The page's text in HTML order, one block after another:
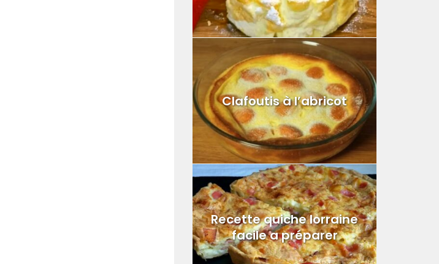
Clafoutis à l’abricot
Recette quiche lorraine
facile a préparer